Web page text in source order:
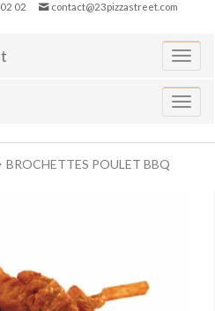
02 contact@23pizzastreet.com
Basculer
BROCHETTES POULET BBQ